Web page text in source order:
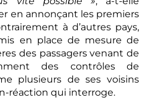
en annonçant les premiers
à d’autres pays,
en place de mesure de
des passagers venant de
des contrôles de
plusieurs de ses voisins
réaction qui interroge.